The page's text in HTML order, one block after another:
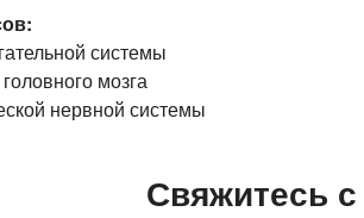
системы
мозга
нервной системы
Свяжитесь